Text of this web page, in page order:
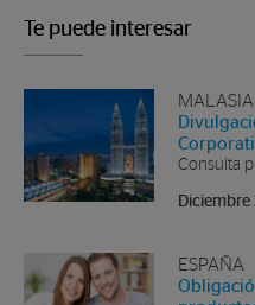
Te puede interesar
MALASIA
Consulta
Diciembre
ESPAÑA